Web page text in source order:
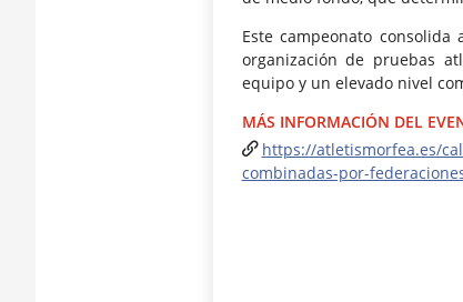
Este campeonato
organización de pruebas
equipo y un elevado nivel
MÁS INFORMACIÓN DEL
https://atletismorfea.es/
combinadas-por-